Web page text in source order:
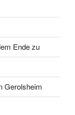
Ende zu
Gerolsheim